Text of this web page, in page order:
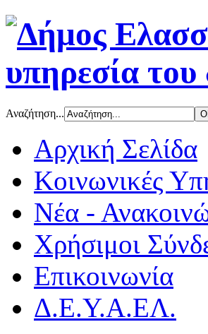
Αναζήτηση...
Αρχική Σελίδα
Κοινωνικές
Νέα -
Χρήσιμοι
Επικοινωνία
Δ.Ε.Υ.Α.ΕΛ.